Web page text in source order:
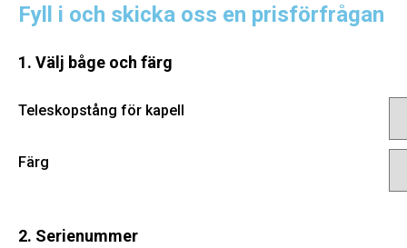
Fyll i och skicka oss en prisförfrågan
1. Välj båge och färg
Teleskopstång för kapell
Färg
2. Serienummer